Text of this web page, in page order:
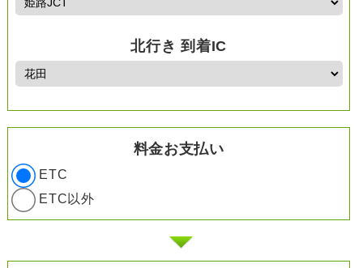
北行き 到着IC
料金お支払い
ETC
ETC以外